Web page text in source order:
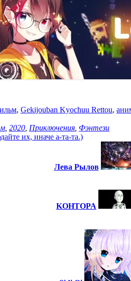
, Gekijouban Kyochuu Rettou,
2020 Приключения Фэнтези
их, иначе а-та-та.)
Лева Рылов
KOHTOPA